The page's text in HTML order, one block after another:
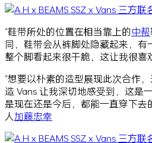
“鞋带所处的位置在相当靠上的中帮
同，鞋带会从裤脚处隐藏起来，
整个脚看起来很干脆，这让我很
“想要以朴素的造型展现此次合作
造 Vans 让我深切地感受到，这是
是现在还是今后，都能一直穿下
人加藤忠幸